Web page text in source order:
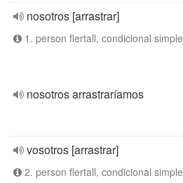
nosotros [arrastrar]
1. person flertall, condicional simple
nosotros arrastraríamos
vosotros [arrastrar]
2. person flertall, condicional simple